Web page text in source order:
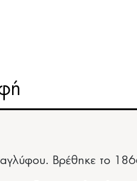
Βρέθηκε το